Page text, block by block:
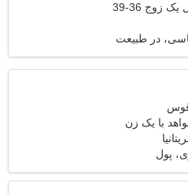
زوج 36-39
در طبیعت
با یک زن
پول